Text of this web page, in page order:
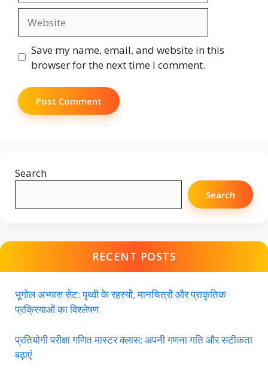
Save my name, email, and website in this
browser for the next time I comment.
Search
Search
RECENT POSTS
भूगोल अभ्यास सेट: पृथ्वी के रहस्यों, मानचित्रों और प्राकृतिक
प्रक्रियाओं का विश्लेषण
प्रतियोगी परीक्षा गणित मास्टर क्लास: अपनी गणना गति और सटीकता
बढ़ाएं